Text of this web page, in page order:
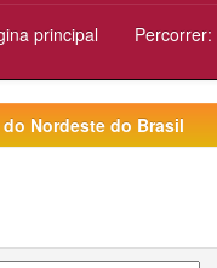
principal Percorrer:
Nordeste do Brasil